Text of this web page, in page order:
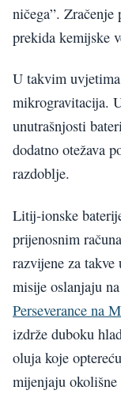
ničega”.
prekida kemijske
U takvim
mikrogravitacija.
unutrašnjosti
dodatno otežava
razdoblje.
Litij-ionske
prijenosnim
razvijene za takve
misije oslanjaju
Perseverance na
izdrže duboku
oluja koje
mijenjaju